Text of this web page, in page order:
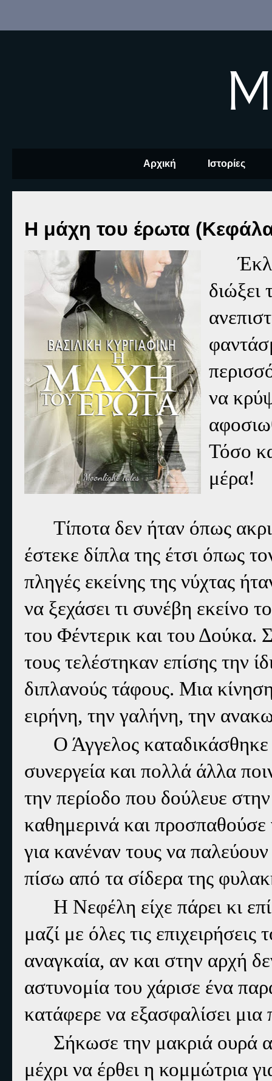
Αρχική Ιστορίες
Η μάχη του έρωτα
διώξει
να
Τόσο
μέρα!
Τίποτα δεν ήταν όπως
έστεκε δίπλα της έτσι όπως
πληγές εκείνης της νύχτας
να ξεχάσει τι συνέβη εκείνο
του Φέντερικ και του Δούκα.
τους τελέστηκαν επίσης την
διπλανούς τάφους. Μια
ειρήνη, την γαλήνη, την
Ο Άγγελος
συνεργεία και πολλά άλλα
την περίοδο που δούλευε
καθημερινά και προσπαθούσε
για κανέναν τους να
πίσω από τα σίδερα της
Η Νεφέλη είχε πάρει κι
μαζί με όλες τις
αναγκαία, αν και στην αρχή
αστυνομία του χάρισε ένα
κατάφερε να εξασφαλίσει
Σήκωσε την μακριά ουρά
μέχρι να έρθει η κομμώτρια